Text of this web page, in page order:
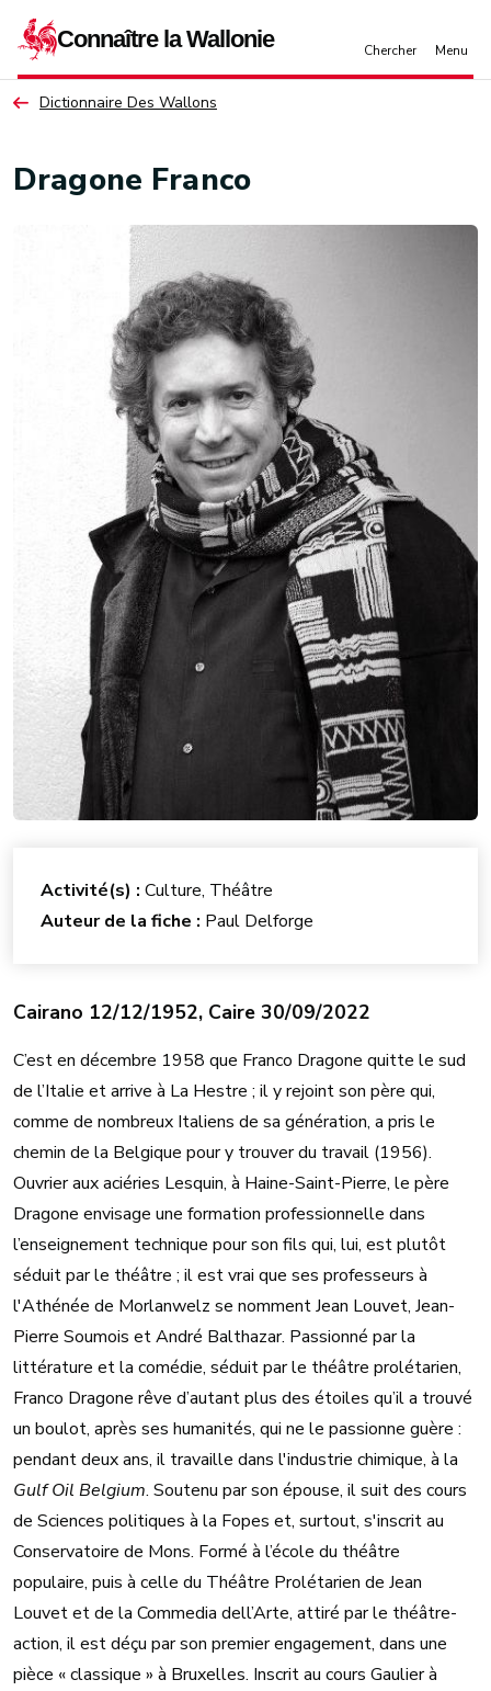
Dictionnaire Des Wallons
Dragone Franco
Cairano 12/12/1952, Caire 30/09/2022
C’est en décembre 1958 que Franco Dragone quitte le sud
de l’Italie et arrive à La Hestre ; il y rejoint son père qui,
comme de nombreux Italiens de sa génération, a pris le
chemin de la Belgique pour y trouver du travail (1956).
Ouvrier aux aciéries Lesquin, à Haine-Saint-Pierre, le père
Dragone envisage une formation professionnelle dans
l’enseignement technique pour son fils qui, lui, est plutôt
séduit par le théâtre ; il est vrai que ses professeurs à
l'Athénée de Morlanwelz se nomment Jean Louvet, Jean-
Pierre Soumois et André Balthazar. Passionné par la
littérature et la comédie, séduit par le théâtre prolétarien,
Franco Dragone rêve d’autant plus des étoiles qu’il a trouvé
un boulot, après ses humanités, qui ne le passionne guère :
pendant deux ans, il travaille dans l'industrie chimique, à la
Gulf Oil Belgium. Soutenu par son épouse, il suit des cours
de Sciences politiques à la Fopes et, surtout, s'inscrit au
Conservatoire de Mons. Formé à l’école du théâtre
populaire, puis à celle du Théâtre Prolétarien de Jean
Louvet et de la Commedia dell’Arte, attiré par le théâtre-
action, il est déçu par son premier engagement, dans une
pièce « classique » à Bruxelles. Inscrit au cours Gaulier à
Activité(s) : Culture, Théâtre
Auteur de la fiche : Paul Delforge